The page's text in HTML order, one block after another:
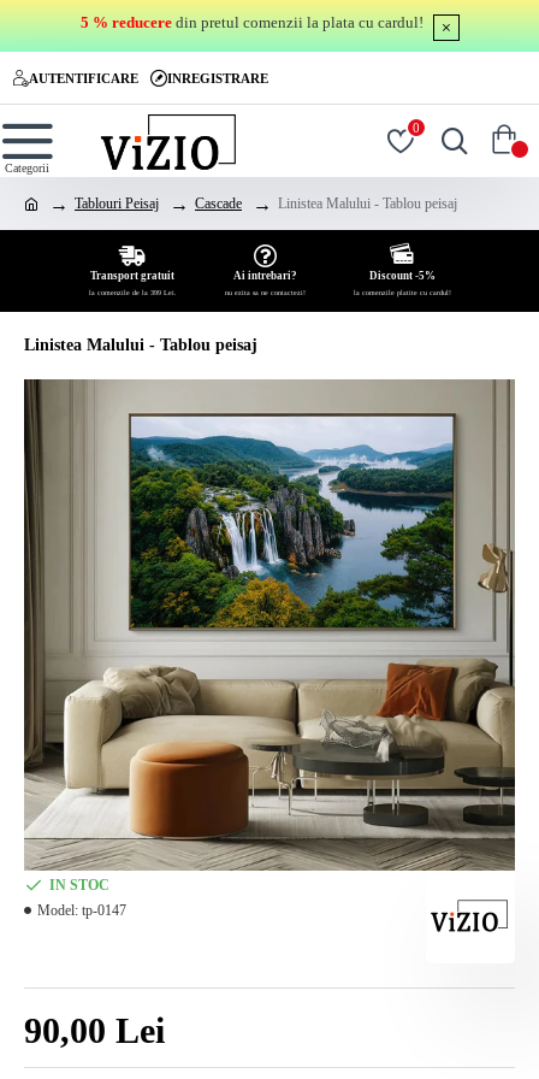
5 % reducere din pretul comenzii la plata cu cardul!
AUTENTIFICARE INREGISTRARE
0
Tablouri Peisaj Cascade Linistea Malului - Tablou peisaj
Transport gratuit
la comenzile de la 399 Lei.
Ai intrebari?
nu ezita sa ne contactezi!
Discount -5%
la comenzile platite cu cardul!
Linistea Malului - Tablou peisaj
90,00 Lei
IN STOC
Model: tp-0147